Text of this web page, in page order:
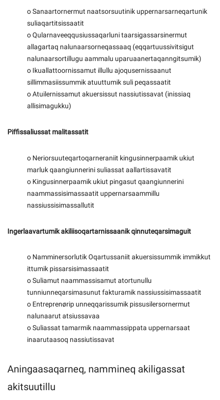
o Sanaartornermut naatsorsuutinik uppernarsarneqartunik
suliaqartitsissaatit
o Qularnaveeqqusiussaqarluni taarsigassarsinermut
allagartaq nalunaarsorneqassaaq (eqqartuussivitsigut
nalunaarsortillugu aammalu uparuaanertaqanngitsumik)
o Ikuallattoornissamut illullu ajoqusernissaanut
sillimmasiissummik atuuttumik suli peqassaatit
o Atuilernissamut akuersissut nassiutissavat (inissiaq
allisimagukku)
Piffissaliussat malitassatit
o Neriorsuuteqartoqarneraniit kingusinnerpaamik ukiut
marluk qaangiunnerini suliassat aallartissavatit
o Kingusinnerpaamik ukiut pingasut qaangiunnerini
naammassisimassaatit uppernarsaammillu
nassiussisimassallutit
Ingerlaavartumik akiliisoqartarnissaanik qinnuteqarsimaguit
o Namminersorlutik Oqartussaniit akuersissummik immikkut
ittumik pissarsisimassaatit
o Suliamut naammassisamut atortunullu
tunniunneqarsimasunut fakturamik nassiussisimassaatit
o Entreprenørip unneqqarissumik pissusilersornermut
nalunaarut atsiussavaa
o Suliassat tamarmik naammassippata uppernarsaat
inaarutaasoq nassiutissavat
Aningaasaqarneq, nammineq akiligassat
akitsuutillu